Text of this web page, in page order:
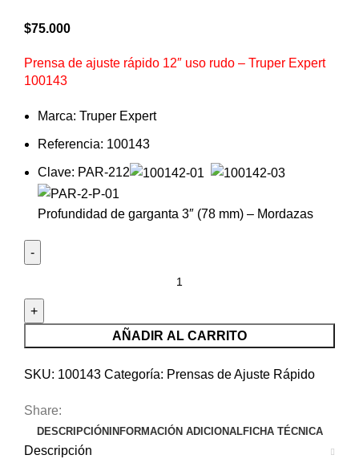
$75.000
Prensa de ajuste rápido 12″ uso rudo – Truper Expert
100143
Marca: Truper Expert
Referencia: 100143
Clave: PAR-212
Profundidad de garganta 3″ (78 mm) – Mordazas
ajuste
uso
-
Truper
Expert
AÑADIR AL CARRITO
SKU: 100143 Categoría: Prensas de Ajuste Rápido
Share:
DESCRIPCIÓN INFORMACIÓN ADICIONALFICHA TÉCNICA
Descripción